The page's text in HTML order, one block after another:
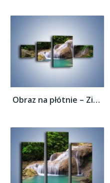
Obraz na płótnie – Zieleń woda i ryby –...